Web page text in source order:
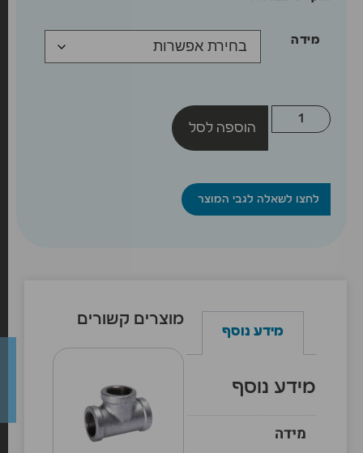
מידה
הוספה לסל
לחצו לשאלה לגבי המוצר
מידע נוסף
מידע נוסף
מידה
מוצרים קשורים